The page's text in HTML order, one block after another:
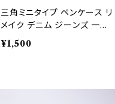
三角ミニタイプ ペンケース リ
メイク デニム ジーンズ 一点
物 RD180
¥1,500